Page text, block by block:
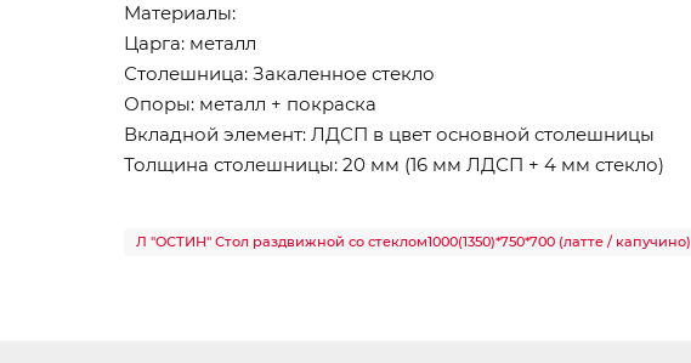
Материалы:
Царга: металл
Столешница: Закаленное стекло
Опоры: металл + покраска
Вкладной элемент: ЛДСП в цвет основной столешницы
Толщина столешницы: 20 мм (16 мм ЛДСП + 4 мм стекло)
Л "ОСТИН" Стол раздвижной со стеклом1000(1350)*750*700 (латте / капучино)